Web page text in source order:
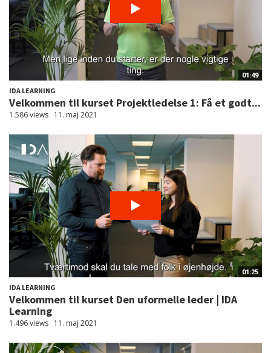
01:49
IDA LEARNING
Velkommen til kurset Projektledelse 1: Få et godt...
1.586 views 11. maj 2021
01:25
IDA LEARNING
Velkommen til kurset Den uformelle leder | IDA
Learning
1.496 views 11. maj 2021